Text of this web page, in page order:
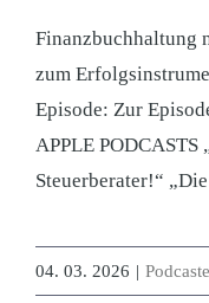
Finanzbuchhaltung
zum
Episode: Zur
APPLE
Steuerberater!“
04. 03. 2026 |